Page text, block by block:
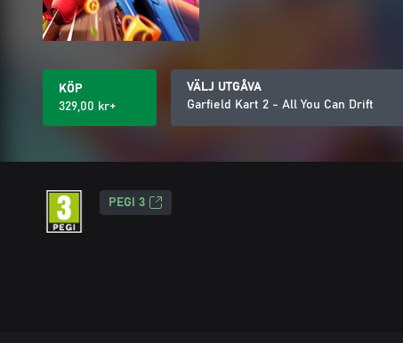
KÖP
329,00 kr+
VÄLJ UTGÅVA
Garfield Kart 2 - All You Can Drift
PEGI 3